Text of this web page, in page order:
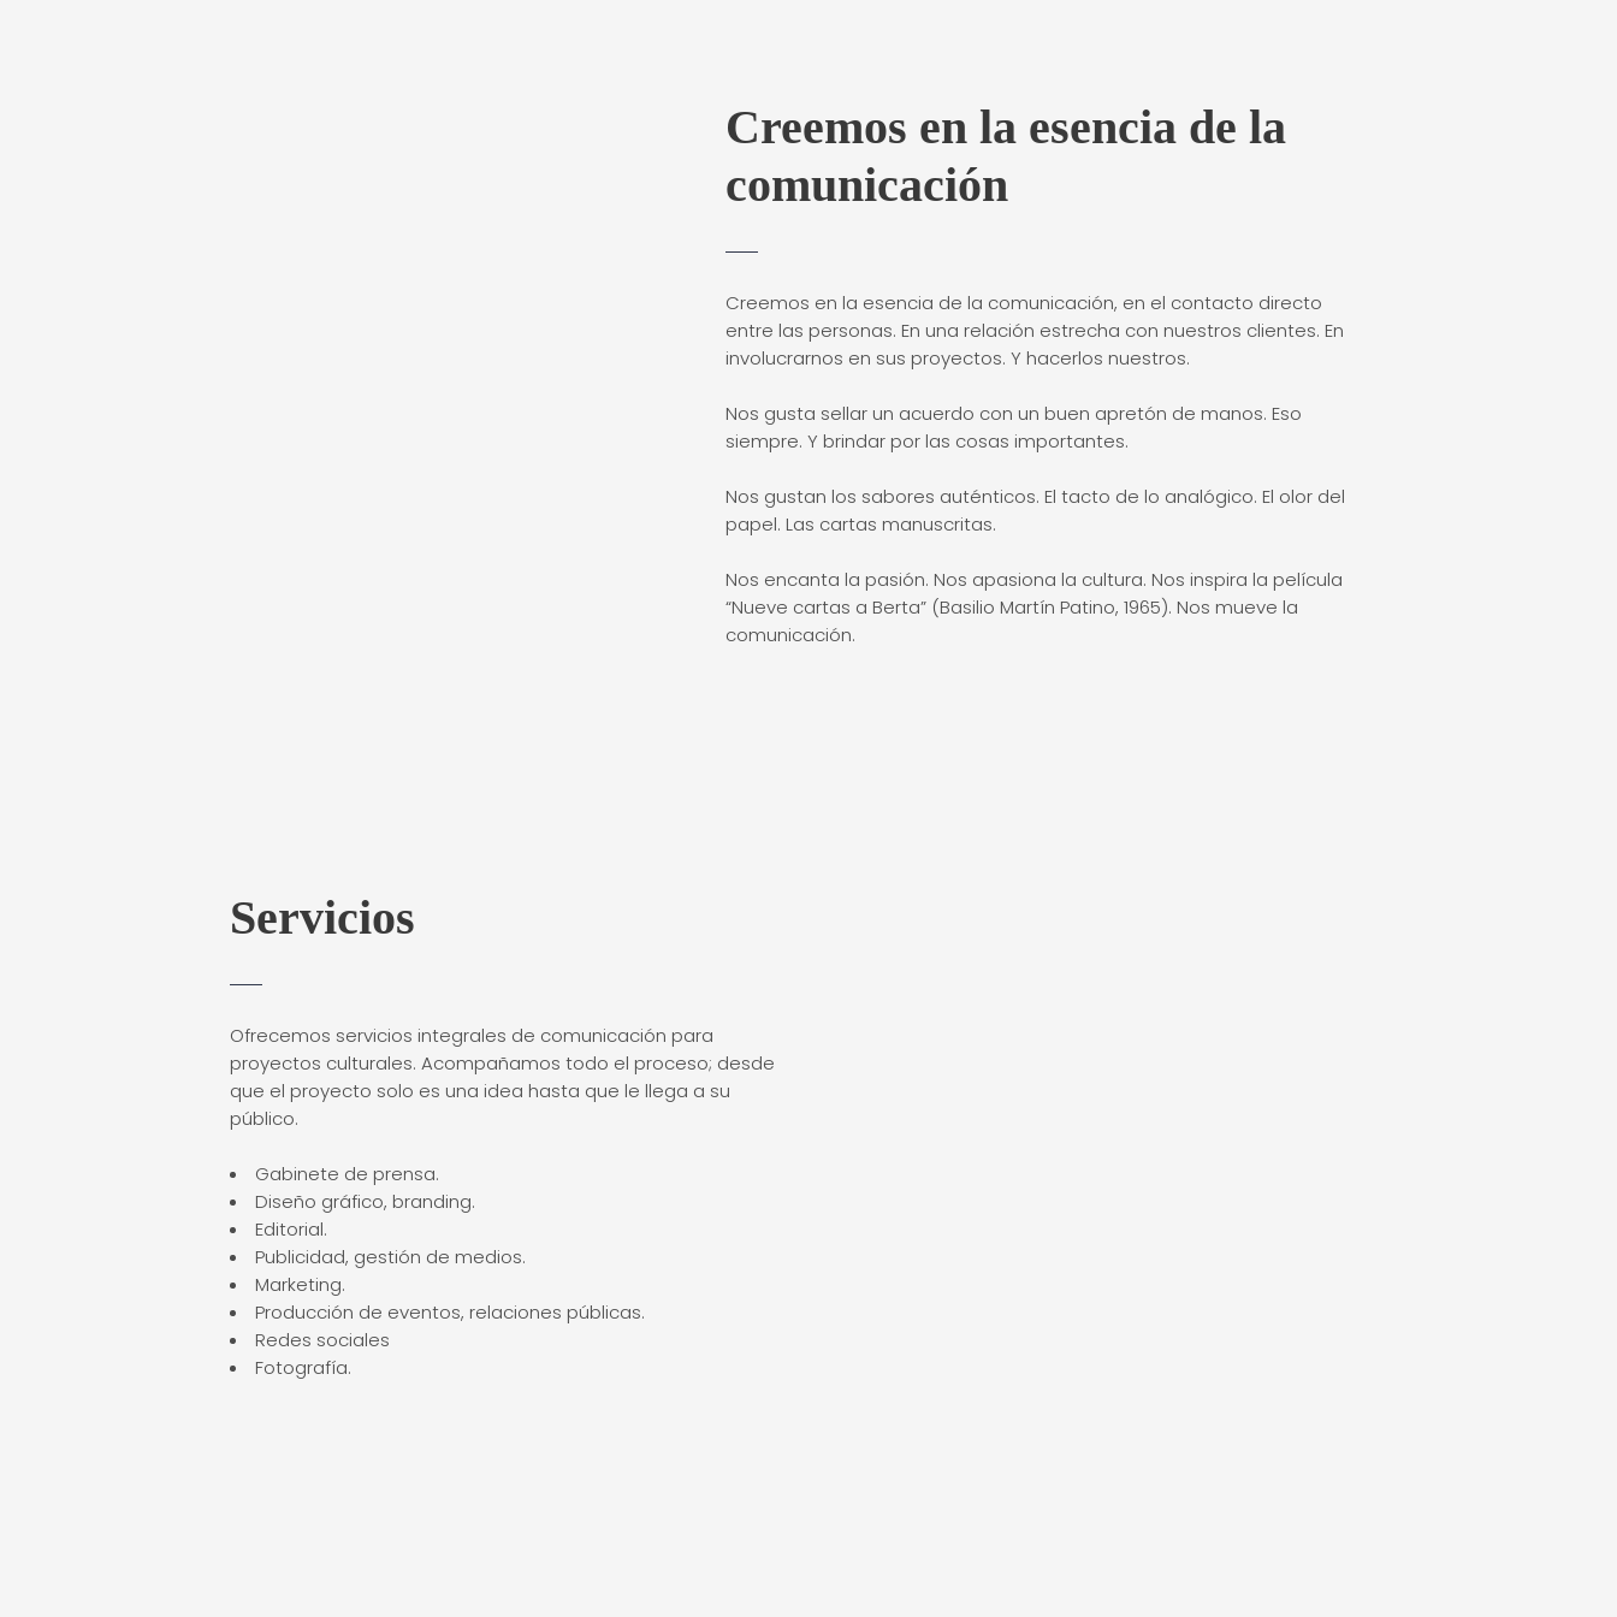
Creemos en la esencia de la
comunicación
Creemos en la esencia de la comunicación, en el contacto directo
entre las personas. En una relación estrecha con nuestros clientes. En
involucrarnos en sus proyectos. Y hacerlos nuestros.
Nos gusta sellar un acuerdo con un buen apretón de manos. Eso
siempre. Y brindar por las cosas importantes.
Nos gustan los sabores auténticos. El tacto de lo analógico. El olor del
papel. Las cartas manuscritas.
Nos encanta la pasión. Nos apasiona la cultura. Nos inspira la película
“Nueve cartas a Berta” (Basilio Martín Patino, 1965). Nos mueve la
comunicación.
Servicios
Ofrecemos servicios integrales de comunicación para
proyectos culturales. Acompañamos todo el proceso; desde
que el proyecto solo es una idea hasta que le llega a su
público.
Gabinete de prensa.
Diseño gráfico, branding.
Editorial.
Publicidad, gestión de medios.
Marketing.
Producción de eventos, relaciones públicas.
Redes sociales
Fotografía.